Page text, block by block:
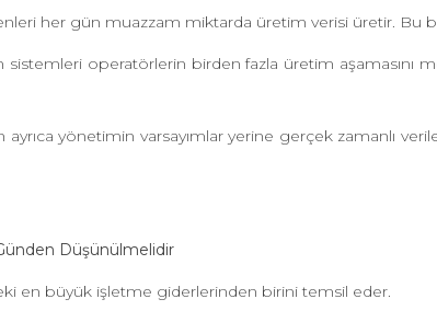
her gün muazzam miktarda üretim verisi üretir. Bu
operatörlerin birden fazla üretim aşamasını
yönetimin varsayımlar yerine gerçek zamanlı
Düşünülmelidir
en büyük işletme giderlerinden birini temsil eder.